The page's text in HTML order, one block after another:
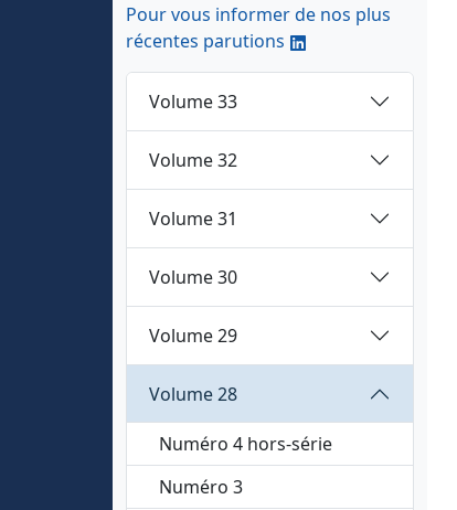
Pour vous informer de nos plus
récentes parutions
Volume 33
Volume 32
Volume 31
Volume 30
Volume 29
Volume 28
Numéro 4 hors-série
Numéro 3